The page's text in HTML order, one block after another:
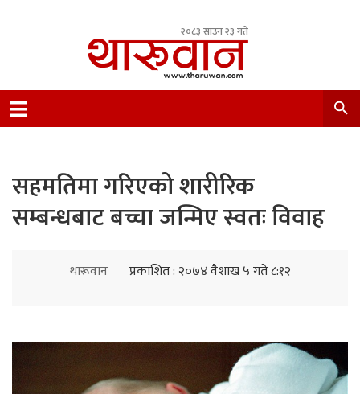
२०८३ साउन २३ गते
Nepal.
सहमतिमा गरिएको शारीरिक
सम्बन्धबाट बच्चा जन्मिए स्वतः विवाह
थारूवान प्रकाशित : २०७४ वैशाख ५ गते ८:१२